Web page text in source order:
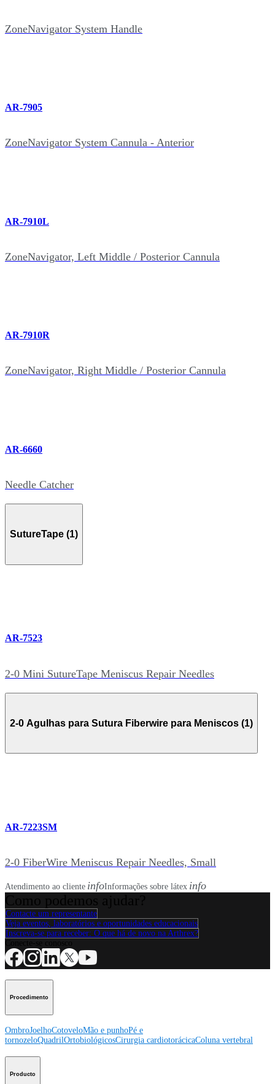
ZoneNavigator System Handle
AR-7905
ZoneNavigator System Cannula - Anterior
AR-7910L
ZoneNavigator, Left Middle / Posterior Cannula
AR-7910R
ZoneNavigator, Right Middle / Posterior Cannula
AR-6660
Needle Catcher
SutureTape (1)
AR-7523
2-0 Mini SutureTape Meniscus Repair Needles
2-0 Agulhas para Sutura Fiberwire para Meniscos (1)
AR-7223SM
2-0 FiberWire Meniscus Repair Needles, Small
Atendimento ao cliente infoInformações sobre látex info
Contacte um representante
Veja eventos, laboratórios e oportunidades educacionais
Inscreva-se para receber: O que há de novo na Arthrex?
Procedimento
OmbroJoelhoCotoveloMão e punhoPé e
tornozeloQuadrilOrtobiológicosCirurgia cardiotorácicaColuna vertebral
Producto